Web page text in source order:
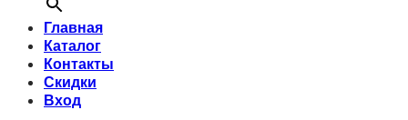
Главная
Каталог
Контакты
Скидки
Вход